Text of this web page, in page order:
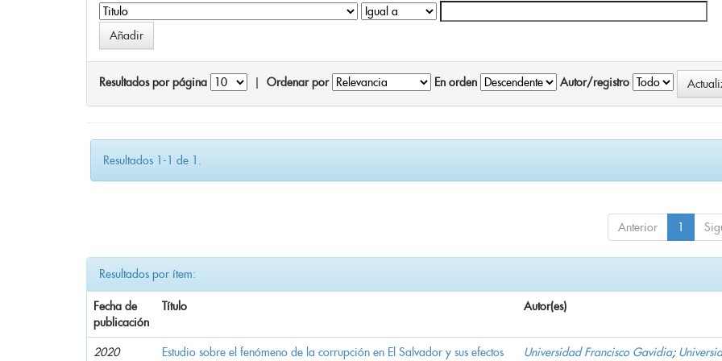
Resultados por página Ordenar por En orden Autor/registro
Resultados 1-1 de 1.
Anterior 1
Resultados por ítem:
Fecha de
publicación
Título Autor(es)
2020 Estudio sobre el fenómeno de la corrupción en El Salvador y sus efectos Universidad Francisco Gavidia;